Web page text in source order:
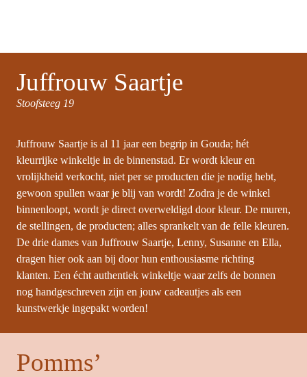
Juffrouw Saartje
Stoofsteeg 19
Juffrouw Saartje is al 11 jaar een begrip in Gouda; hét
kleurrijke winkeltje in de binnenstad. Er wordt kleur en
vrolijkheid verkocht, niet per se producten die je nodig hebt,
gewoon spullen waar je blij van wordt! Zodra je de winkel
binnenloopt, wordt je direct overweldigd door kleur. De muren,
de stellingen, de producten; alles sprankelt van de felle kleuren.
De drie dames van Juffrouw Saartje, Lenny, Susanne en Ella,
dragen hier ook aan bij door hun enthousiasme richting
klanten. Een écht authentiek winkeltje waar zelfs de bonnen
nog handgeschreven zijn en jouw cadeautjes als een
kunstwerkje ingepakt worden!
Pomms’